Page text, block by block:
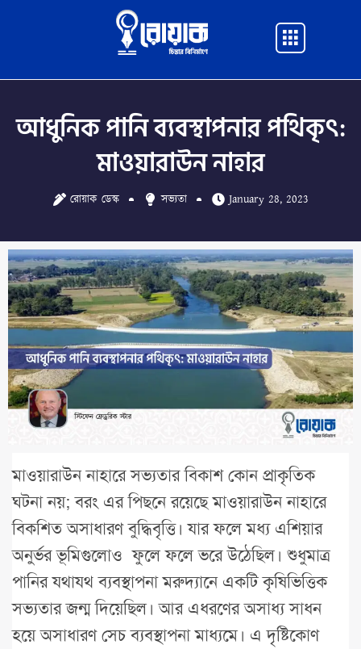
Main
আধুনিক পানি ব্যবস্থাপনার পথিকৃৎ:
মাওয়ারাউন নাহার
রোয়াক ডেস্ক সভ্যতা January 28, 2023
মাওয়ারাউন নাহারে সভ্যতার বিকাশ কোন প্রাকৃতিক
ঘটনা নয়; বরং এর পিছনে রয়েছে মাওয়ারাউন নাহারে
বিকশিত অসাধারণ বুদ্ধিবৃত্তি। যার ফলে মধ্য এশিয়ার
অনুর্ভর ভূমিগুলোও ফুলে ফলে ভরে উঠেছিল। শুধুমাত্র
পানির যথাযথ ব্যবস্থাপনা মরুদ্যানে একটি কৃষিভিত্তিক
সভ্যতার জন্ম দিয়েছিল। আর এধরণের অসাধ্য সাধন
হয়ে অসাধারণ সেচ ব্যবস্থাপনা মাধ্যমে। এ দৃষ্টিকোণ